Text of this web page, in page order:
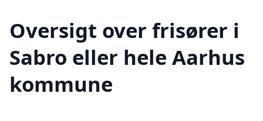
Oversigt over frisører i
Sabro eller hele Aarhus
kommune